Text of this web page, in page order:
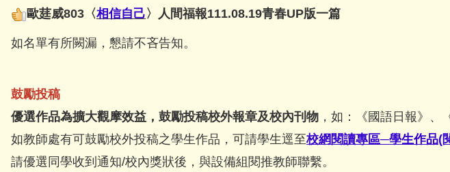
歐莛威803〈相信自己〉人間福報111.08.19青春UP版一篇
如名單有所闕漏，懇請不吝告知。
鼓勵投稿
優選作品為擴大觀摩效益，鼓勵投稿校外報章及校內刊物 ，如：《國語日報》、
如教師處有可鼓勵校外投稿之學生作品，可請學生逕至校網閱讀專區─學生作品(
請優選同學收到通知/校內獎狀後，與設備組閱推教師聯繫。